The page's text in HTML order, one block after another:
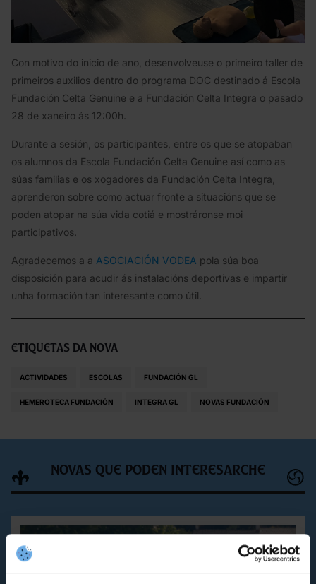
Con motivo do inicio de ano, desenvolveuse o primeiro taller de
primeiros auxilios dentro do programa DOC destinado á Escola
Fundación Celta Genuine e a Fundación Celta Integra o pasado
28 de xaneiro ás 12:00h.
Durante a sesión, os participantes, entre os que se atopaban
os alumnos da Escola Fundación Celta Genuine así como as
súas familias e os xogadores da Fundación Celta Integra,
aprenderon sobre como actuar fronte a situacións que se
poden atopar na súa vida cotiá e mostráronse moi
participativos.
Agradecemos a a ASOCIACIÓN VODEA pola súa boa
disposición para acudir ás instalacións deportivas e impartir
unha formación tan interesante como útil.
Etiquetas da nova
ACTIVIDADES ESCOLAS FUNDACIÓN GL
HEMEROTECA FUNDACIÓN INTEGRA GL NOVAS FUNDACIÓN
Novas que poden interesarche